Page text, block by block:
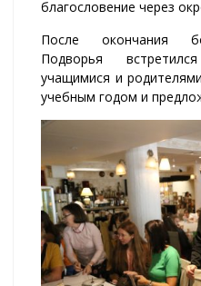
благословение через
После окончания
Подворья
учащимися и
учебным годом и